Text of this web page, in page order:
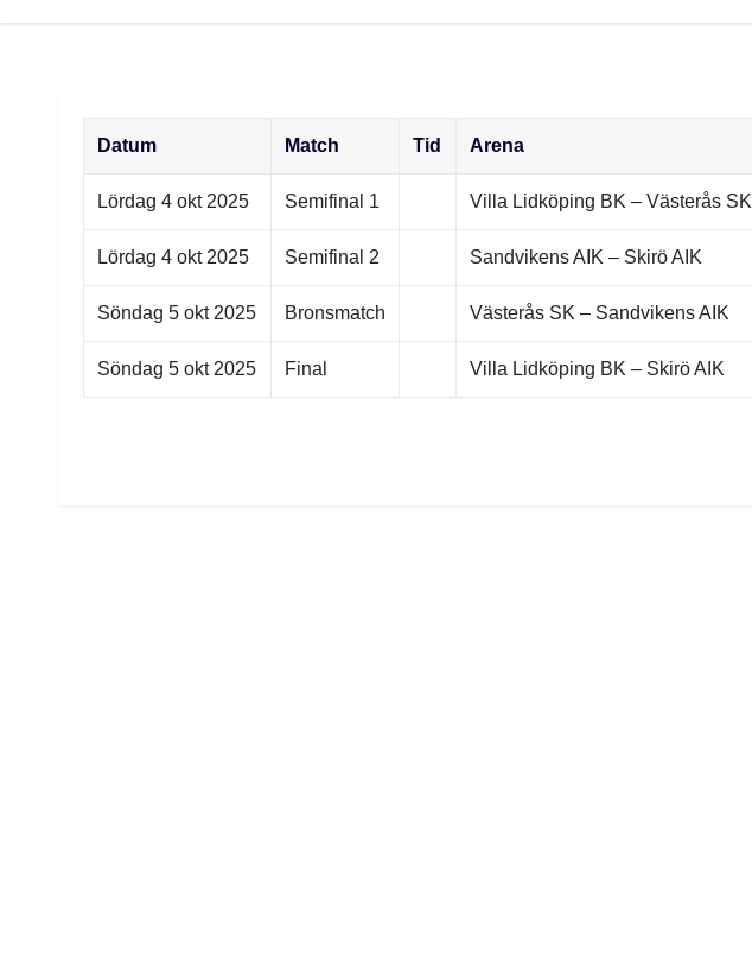
Datum Match Tid Arena
Lördag 4 okt 2025 Semifinal 1 Villa Lidköping BK – Västerås SK
Lördag 4 okt 2025 Semifinal 2 Sandvikens AIK – Skirö AIK
Söndag 5 okt 2025 Bronsmatch Västerås SK – Sandvikens AIK
Söndag 5 okt 2025 Final Villa Lidköping BK – Skirö AIK